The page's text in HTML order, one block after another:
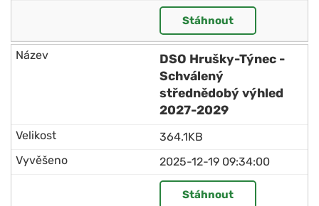
Stáhnout
DSO Hrušky-Týnec -
Schválený
střednědobý výhled
2027-2029
364.1KB
2025-12-19 09:34:00
Stáhnout